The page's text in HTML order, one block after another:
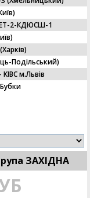
2-КДЮСШ-1
Подільський)
м.Львів
ЗАХІДНА